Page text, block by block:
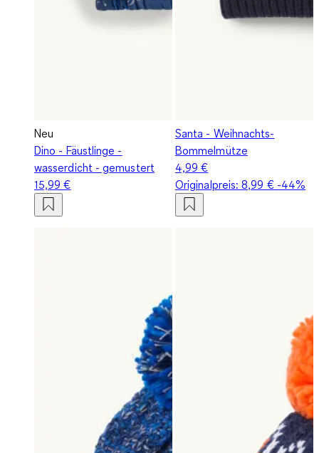
Neu
Dino - Fäustlinge -
wasserdicht - gemustert
15,99 €
Santa - Weihnachts-
Bommelmütze
4,99 €
Originalpreis:8,99 €-44%